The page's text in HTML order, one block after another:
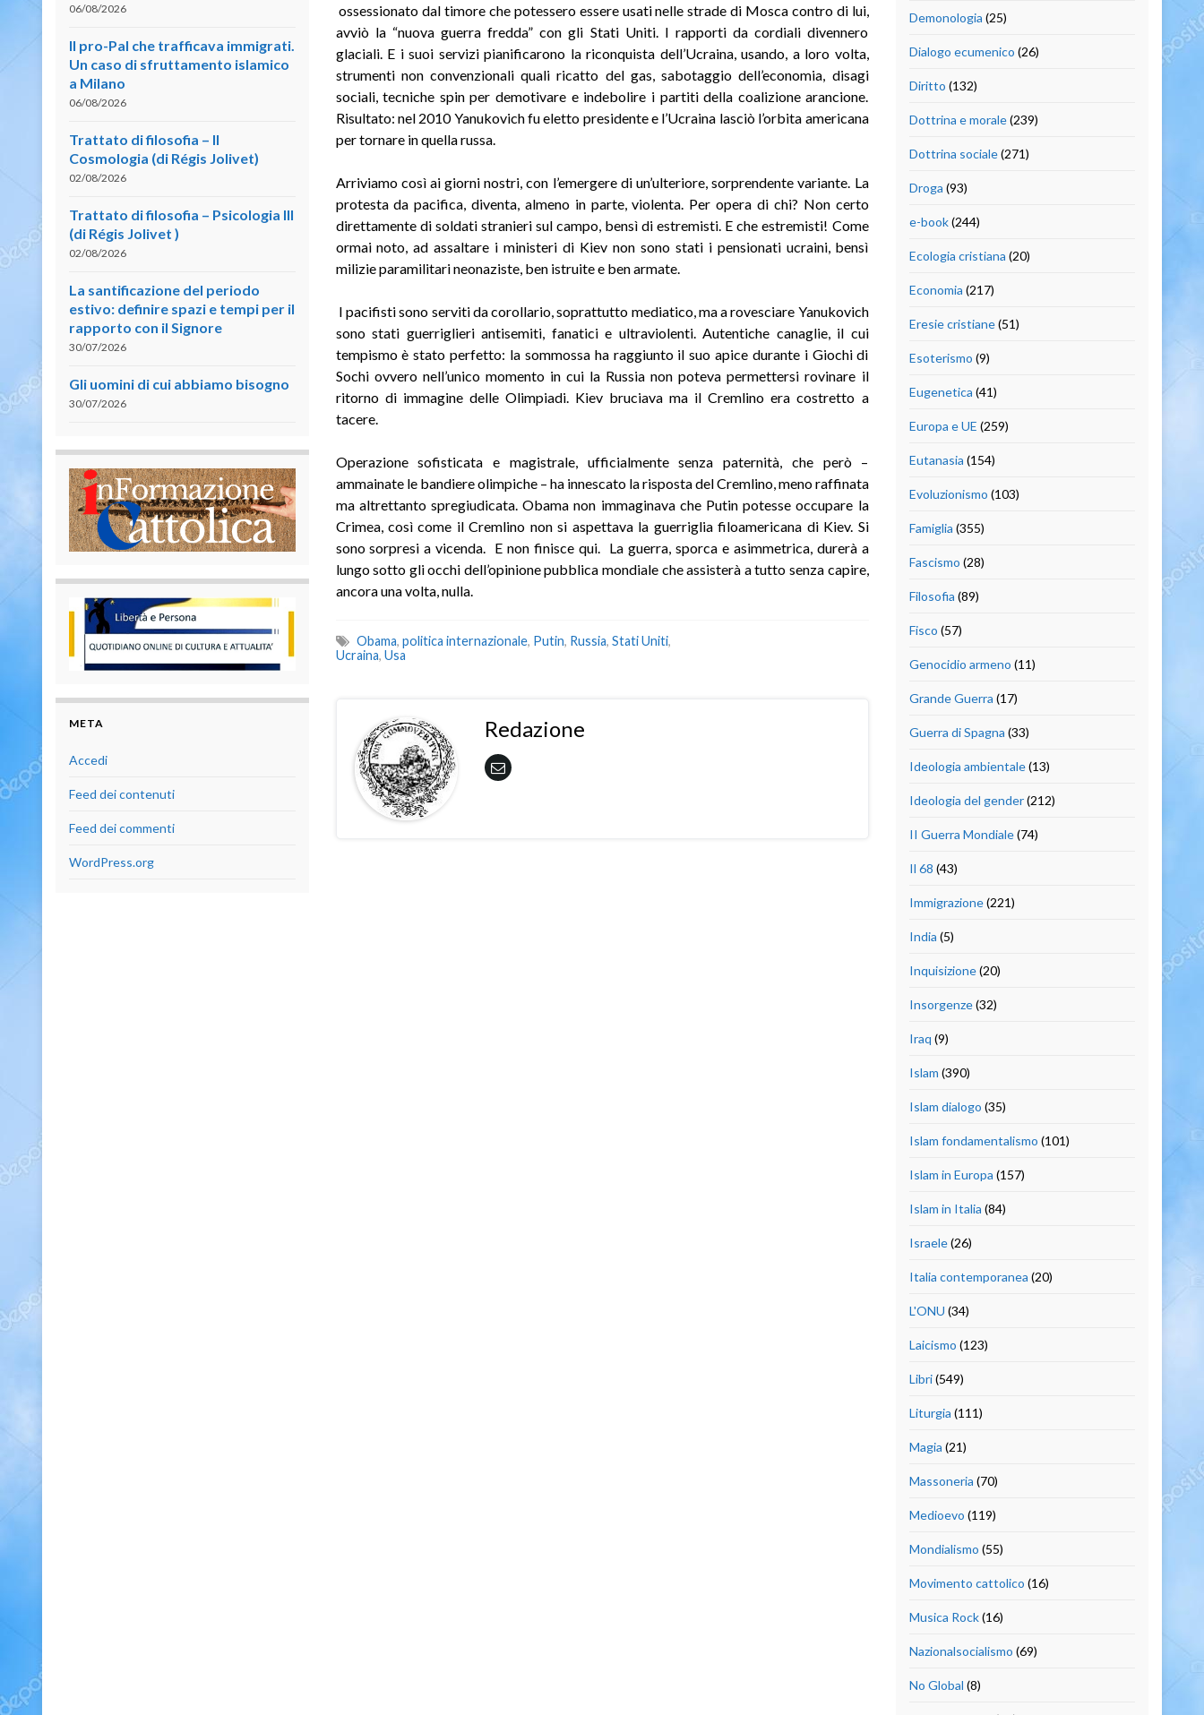
ossessionato dal timore che potessero essere usati nelle strade di Mosca contro di lui,
avviò la “nuova guerra fredda” con gli Stati Uniti. I rapporti da cordiali divennero
glaciali. E i suoi servizi pianificarono la riconquista dell’Ucraina, usando, a loro volta,
strumenti non convenzionali quali ricatto del gas, sabotaggio dell’economia, disagi
sociali, tecniche spin per demotivare e indebolire i partiti della coalizione arancione.
Risultato: nel 2010 Yanukovich fu eletto presidente e l’Ucraina lasciò l’orbita americana
per tornare in quella russa.
Arriviamo così ai giorni nostri, con l’emergere di un’ulteriore, sorprendente variante. La
protesta da pacifica, diventa, almeno in parte, violenta. Per opera di chi? Non certo
direttamente di soldati stranieri sul campo, bensì di estremisti. E che estremisti! Come
ormai noto, ad assaltare i ministeri di Kiev non sono stati i pensionati ucraini, bensì
milizie paramilitari neonaziste, ben istruite e ben armate.
I pacifisti sono serviti da corollario, soprattutto mediatico, ma a rovesciare Yanukovich
sono stati guerriglieri antisemiti, fanatici e ultraviolenti. Autentiche canaglie, il cui
tempismo è stato perfetto: la sommossa ha raggiunto il suo apice durante i Giochi di
Sochi ovvero nell’unico momento in cui la Russia non poteva permettersi rovinare il
ritorno di immagine delle Olimpiadi. Kiev bruciava ma il Cremlino era costretto a
tacere.
Operazione sofisticata e magistrale, ufficialmente senza paternità, che però –
ammainate le bandiere olimpiche – ha innescato la risposta del Cremlino, meno raffinata
ma altrettanto spregiudicata. Obama non immaginava che Putin potesse occupare la
Crimea, così come il Cremlino non si aspettava la guerriglia filoamericana di Kiev. Si
sono sorpresi a vicenda. E non finisce qui. La guerra, sporca e asimmetrica, durerà a
lungo sotto gli occhi dell’opinione pubblica mondiale che assisterà a tutto senza capire,
ancora una volta, nulla.
Obama, politica internazionale, Putin, Russia, Stati Uniti,
Ucraina, Usa
Redazione
06/08/2026
Il pro-Pal che trafficava immigrati.
Un caso di sfruttamento islamico
a Milano
06/08/2026
Trattato di filosofia – II
Cosmologia (di Régis Jolivet)
02/08/2026
Trattato di filosofia – Psicologia III
(di Régis Jolivet )
02/08/2026
La santificazione del periodo
estivo: definire spazi e tempi per il
rapporto con il Signore
30/07/2026
Gli uomini di cui abbiamo bisogno
30/07/2026
META
Accedi
Feed dei contenuti
Feed dei commenti
WordPress.org
Demonologia (25)
Dialogo ecumenico (26)
Diritto (132)
Dottrina e morale(239)
Dottrina sociale(271)
Droga (93)
e-book(244)
Ecologia cristiana (20)
Economia (217)
Eresie cristiane(51)
Esoterismo (9)
Eugenetica (41)
Europa e UE (259)
Eutanasia (154)
Evoluzionismo (103)
Famiglia (355)
Fascismo (28)
Filosofia (89)
Fisco (57)
Genocidio armeno (11)
Grande Guerra (17)
Guerra di Spagna (33)
Ideologia ambientale(13)
Ideologia del gender(212)
II Guerra Mondiale(74)
Il 68 (43)
Immigrazione(221)
India (5)
Inquisizione(20)
Insorgenze(32)
Iraq (9)
Islam (390)
Islam dialogo (35)
Islam fondamentalismo (101)
Islam in Europa (157)
Islam in Italia (84)
Israele(26)
Italia contemporanea (20)
L'ONU (34)
Laicismo (123)
Libri(549)
Liturgia (111)
Magia (21)
Massoneria (70)
Medioevo (119)
Mondialismo (55)
Movimento cattolico (16)
Musica Rock(16)
Nazionalsocialismo (69)
No Global (8)